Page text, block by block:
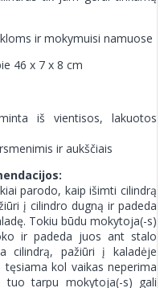
ir mokymuisi namuose
46 x 7 x 8 cm
iš vientisos, lakuotos
ir aukščiais
parodo, kaip išimti cilindrą
į cilindro dugną ir padeda
Tokiu būdu mokytoja(-s)
ir padeda juos ant stalo
cilindrą, pažiūri į kaladėje
kol vaikas neperima
tuo tarpu mokytoja(-s) gali